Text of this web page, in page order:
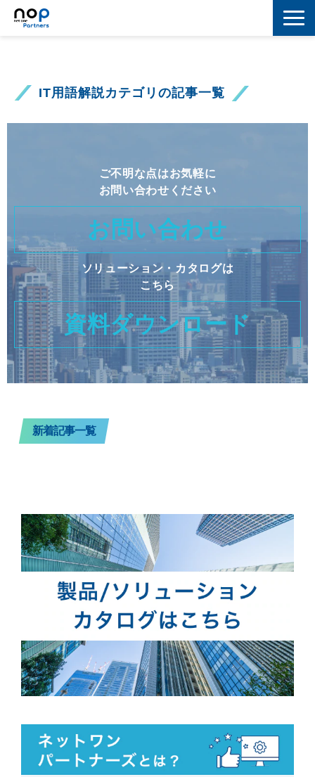
マーケティング
コラボレーション
IT用語解説カテゴリの記事一覧
ご不明な点はお気軽に
お問い合わせください
お問い合わせ
ソリューション・カタログは
こちら
資料ダウンロード
新着記事一覧